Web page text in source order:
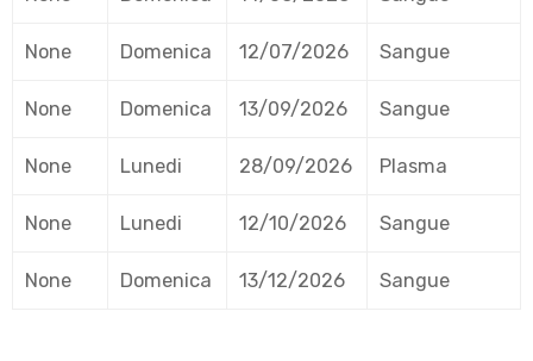
None Domenica 12/07/2026 Sangue
None Domenica 13/09/2026 Sangue
None Lunedi 28/09/2026 Plasma
None Lunedi 12/10/2026 Sangue
None Domenica 13/12/2026 Sangue